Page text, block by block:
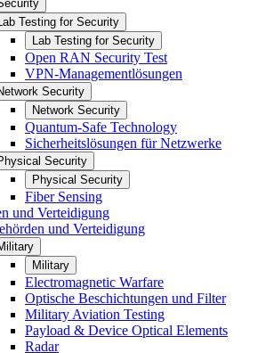
Testing for Security
Lab Testing for Security
Open RAN Security Test
VPN-Managementlösungen
Security
Network Security
Quantum-Safe Technology
Sicherheitslösungen für Netzwerke
Security
Physical Security
Fiber Sensing
und Verteidigung
und Verteidigung
Military
Electromagnetic Warfare
Optische Beschichtungen und Filter
Military Aviation Testing
Payload & Device Optical Elements
Radar